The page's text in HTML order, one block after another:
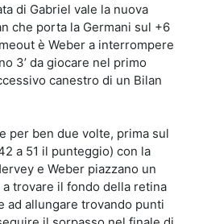
di Gabriel vale la nuova
che porta la Germani sul +6
è Weber a interrompere
3’ da giocare nel primo
canestro di un Bilan
per ben due volte, prima sul
a 51 il punteggio) con la
e Weber piazzano un
trovare il fondo della retina
ad allungare trovando punti